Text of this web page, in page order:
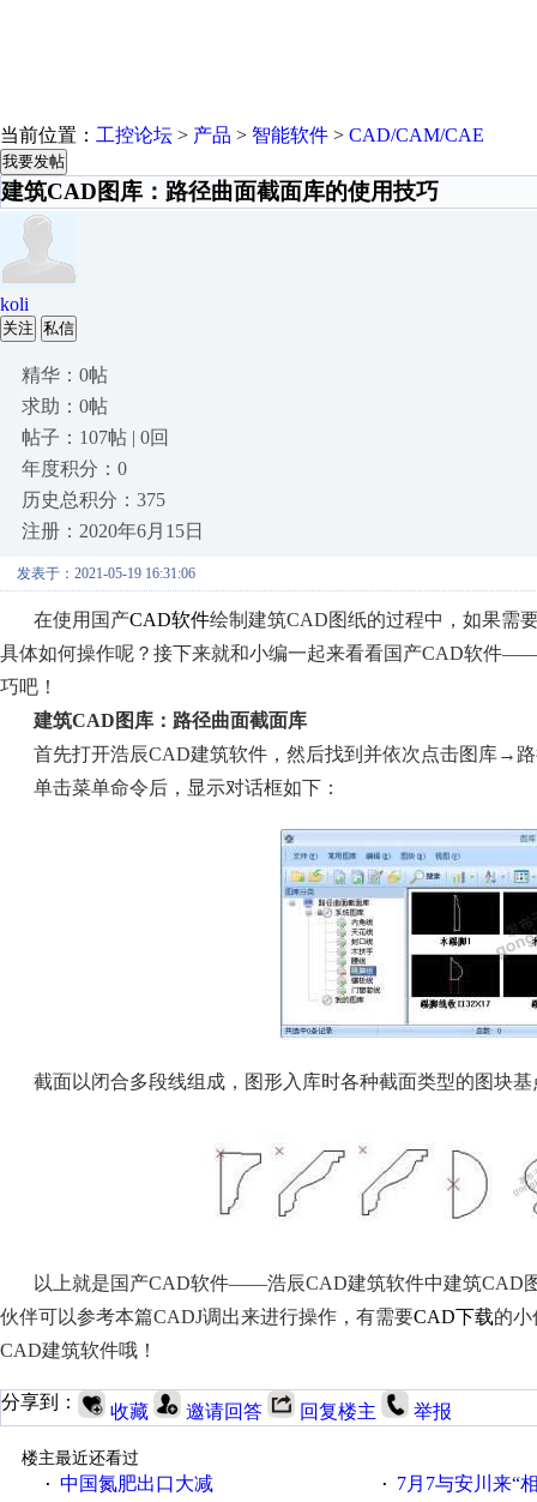
当前位置： 工控论坛 > 产品 > 智能软件 > CAD/CAM/CAE
我要发帖
建筑CAD图库：路径曲面截面库的使用技巧
koli
关注 私信
精华：0帖
求助：0帖
帖子：107帖 | 0回
年度积分：0
历史总积分：375
注册：2020年6月15日
发表于：2021-05-19 16:31:06
在使用国产CAD软件绘制建筑CAD图纸的过程中，如果需
具体如何操作呢？接下来就和小编一起来看看国产CAD软件——
巧吧！
建筑CAD图库：路径曲面截面库
首先打开浩辰CAD建筑软件，然后找到并依次点击图库→
单击菜单命令后，显示对话框如下：
截面以闭合多段线组成，图形入库时各种截面类型的图块
以上就是国产CAD软件——浩辰CAD建筑软件中建筑CAD
伙伴可以参考本篇CADJ调出来进行操作，有需要CAD下载的小
CAD建筑软件哦！
分享到： 收藏 邀请回答 回复楼主 举报
楼主最近还看过
· 中国氮肥出口大减 · 7月7与安川来“